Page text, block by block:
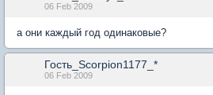
06 Feb 2009
а они каждый год одинаковые?
Гость_Scorpion1177_*
06 Feb 2009